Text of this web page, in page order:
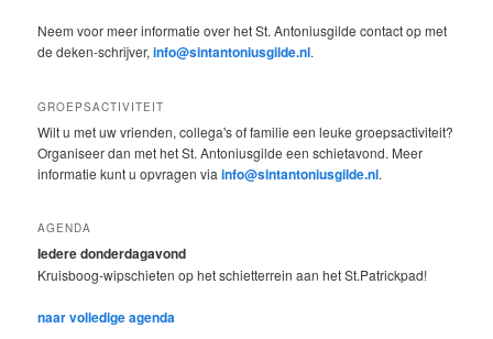
Neem voor meer informatie over het St. Antoniusgilde contact op met
de deken-schrijver,info@sintantoniusgilde.nl.
GROEPSACTIVITEIT
Wilt u met uw vrienden, collega's of familie een leuke groepsactiviteit?
Organiseer dan met het St. Antoniusgilde een schietavond. Meer
informatie kunt u opvragen viainfo@sintantoniusgilde.nl.
AGENDA
Iedere donderdagavond
Kruisboog-wipschieten op het schietterrein aan het St.Patrickpad!
naar volledige agenda